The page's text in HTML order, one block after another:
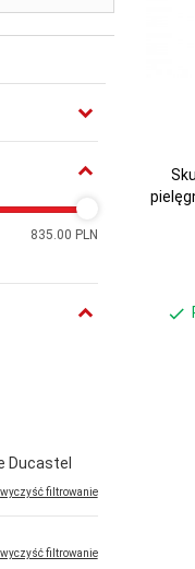
835.00 PLN
Ducastel
wyczyść filtrowanie
filtrowanie